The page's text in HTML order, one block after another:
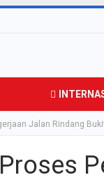
Jalan Rindang